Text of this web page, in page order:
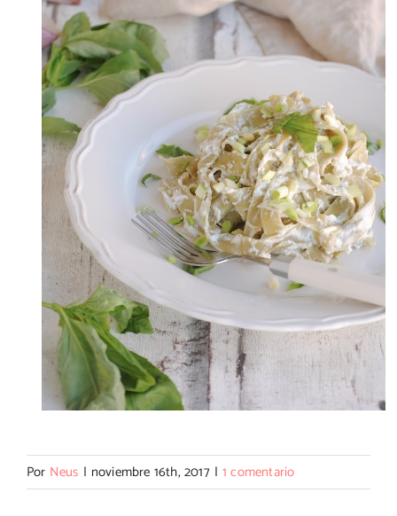
Por Neus | noviembre 16th, 2017 | 1 comentario